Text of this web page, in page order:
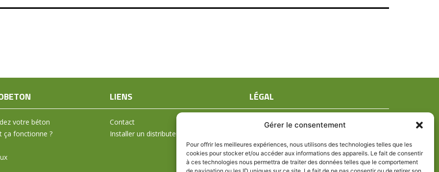
Gérer le consentement
Pour offrir les meilleures expériences, nous utilisons des technologies telles que les
cookies pour stocker et/ou accéder aux informations des appareils. Le fait de consentir
à ces technologies nous permettra de traiter des données telles que le comportement
votre béton
ça fonctionne ?
LIENS
Contact
Installer un distributeur
LÉGAL
Mentions légales
Politique de confidentialité
Politique de cookies (UE)